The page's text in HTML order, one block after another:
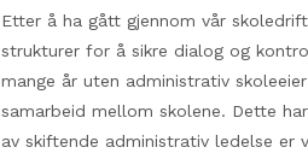
Etter å ha gått gjennom vår
strukturer for å sikre dialog og
mange år uten administrativ
samarbeid mellom skolene. Dette
av skiftende administrativ ledelse